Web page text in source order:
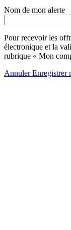
Nom de mon alerte
Pour recevoir les
électronique et la
rubrique « Mon
AnnulerEnregistrer